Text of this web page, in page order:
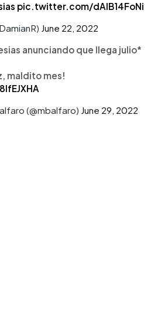
pic.twitter.com/dAIB14FoNi
June 22, 2022
anunciando que llega julio*
maldito mes!
(@mbalfaro) June 29, 2022